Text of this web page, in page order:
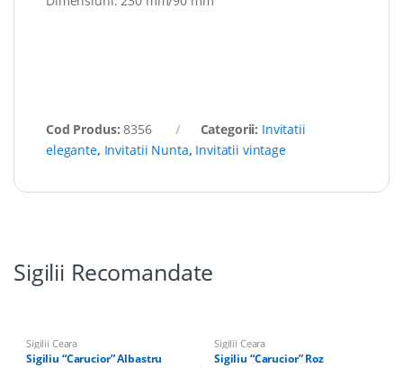
Cod Produs:8356 Categorii: Invitatii
elegante, Invitatii Nunta, Invitatii vintage
Sigilii Recomandate
Sigilii Ceara
Sigiliu “Carucior” Albastru
Sigilii Ceara
Sigiliu “Carucior” Roz